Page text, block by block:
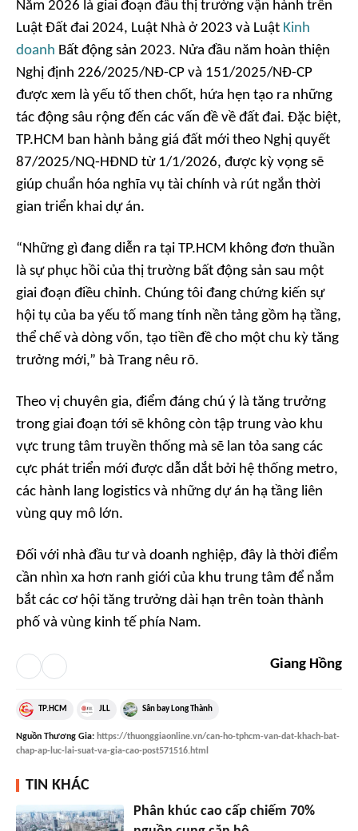
Năm 2026 là giai đoạn đầu thị trường vận hành trên
Luật Đất đai 2024, Luật Nhà ở 2023 và Luật Kinh
doanh Bất động sản 2023. Nửa đầu năm hoàn thiện
Nghị định 226/2025/NĐ-CP và 151/2025/NĐ-CP
được xem là yếu tố then chốt, hứa hẹn tạo ra những
tác động sâu rộng đến các vấn đề về đất đai. Đặc biệt,
TP.HCM ban hành bảng giá đất mới theo Nghị quyết
87/2025/NQ-HĐND từ 1/1/2026, được kỳ vọng sẽ
giúp chuẩn hóa nghĩa vụ tài chính và rút ngắn thời
gian triển khai dự án.
“Những gì đang diễn ra tại TP.HCM không đơn thuần
là sự phục hồi của thị trường bất động sản sau một
giai đoạn điều chỉnh. Chúng tôi đang chứng kiến sự
hội tụ của ba yếu tố mang tính nền tảng gồm hạ tầng,
thể chế và dòng vốn, tạo tiền đề cho một chu kỳ tăng
trưởng mới,” bà Trang nêu rõ.
Theo vị chuyên gia, điểm đáng chú ý là tăng trưởng
trong giai đoạn tới sẽ không còn tập trung vào khu
vực trung tâm truyền thống mà sẽ lan tỏa sang các
cực phát triển mới được dẫn dắt bởi hệ thống metro,
các hành lang logistics và những dự án hạ tầng liên
vùng quy mô lớn.
Đối với nhà đầu tư và doanh nghiệp, đây là thời điểm
cần nhìn xa hơn ranh giới của khu trung tâm để nắm
bắt các cơ hội tăng trưởng dài hạn trên toàn thành
phố và vùng kinh tế phía Nam.
Giang Hồng
TP.HCM JLL Sân bay Long Thành
Nguồn Thương Gia: https://thuonggiaonline.vn/can-ho-tphcm-van-dat-khach-bat-
chap-ap-luc-lai-suat-va-gia-cao-post571516.html
TIN KHÁC
Phân khúc cao cấp chiếm 70%